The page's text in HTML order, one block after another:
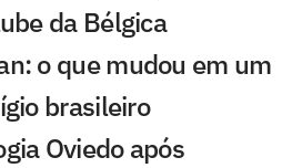
da Bélgica
o que mudou em um
brasileiro
Oviedo após